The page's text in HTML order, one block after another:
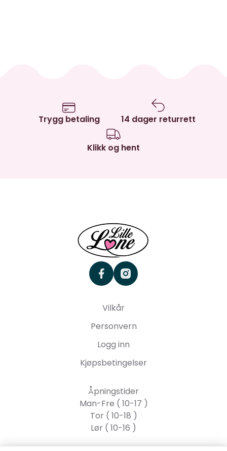
Trygg betaling 14 dager returrett
Klikk og hent
facebookinstagram
Vilkår
Personvern
Logg inn
Kjøpsbetingelser
Åpningstider
Man-Fre ( 10-17 )
Tor ( 10-18 )
Lør ( 10-16 )